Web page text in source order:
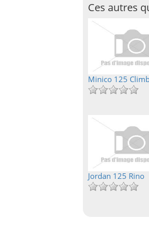
Ces autres
Minico 125
Jordan 125 Rino